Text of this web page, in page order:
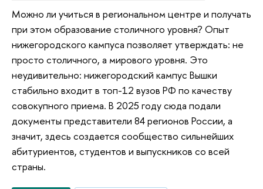
Можно ли учиться в региональном центре и получать
при этом образование столичного уровня? Опыт
нижегородского кампуса позволяет утверждать: не
просто столичного, а мирового уровня. Это
неудивительно: нижегородский кампус Вышки
стабильно входит в топ-12 вузов РФ по качеству
совокупного приема. В 2025 году сюда подали
документы представители 84 регионов России, а
значит, здесь создается сообщество сильнейших
абитуриентов, студентов и выпускников со всей
страны.